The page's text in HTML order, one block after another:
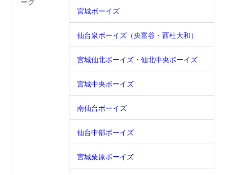
ーグ
宮城ボーイズ
仙台泉ボーイズ（央富谷・西杜大和）
宮城仙北ボーイズ・仙北中央ボーイズ
宮城中央ボーイズ
南仙台ボーイズ
仙台中部ボーイズ
宮城栗原ボーイズ